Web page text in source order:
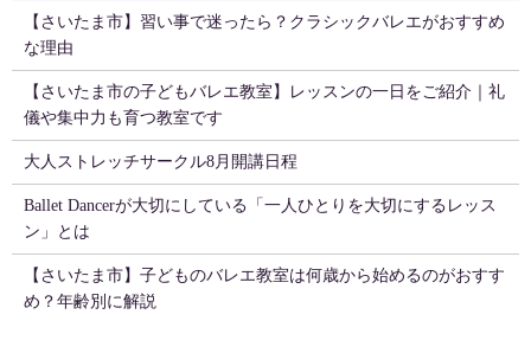
【さいたま市】習い事で迷ったら？クラシックバレエがおすすめ
な理由
【さいたま市の子どもバレエ教室】レッスンの一日をご紹介｜礼
儀や集中力も育つ教室です
大人ストレッチサークル8月開講日程
Ballet Dancerが大切にしている「一人ひとりを大切にするレッス
ン」とは
【さいたま市】子どものバレエ教室は何歳から始めるのがおすす
め？年齢別に解説